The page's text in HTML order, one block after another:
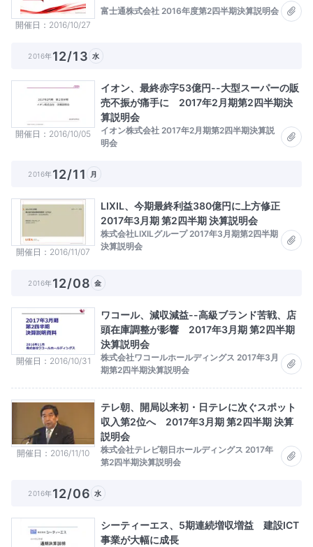
開催日 2016/10/27
富士通株式会社 2016年度第2四半期決算説明会
2016年12/13 水
開催日 2016/10/05
イオン、最終赤字53億円--大型スーパーの販
売不振が痛手に 2017年2月期第2四半期決
算説明会
イオン株式会社 2017年2月期第2四半期決算説
明会
2016年12/11 月
開催日 2016/11/07
LIXIL、今期最終利益380億円に上方修正
2017年3月期 第2四半期 決算説明会
株式会社LIXILグループ 2017年3月期第2四半期
決算説明会
2016年12/08 金
開催日 2016/10/31
ワコール、減収減益--高級ブランド苦戦、店
頭在庫調整が影響 2017年3月期 第2四半期
決算説明会
株式会社ワコールホールディングス 2017年3月
期第2四半期決算説明会
開催日 2016/11/10
テレ朝、開局以来初・日テレに次ぐスポット
収入第2位へ 2017年3月期 第2四半期 決算
説明会
株式会社テレビ朝日ホールディングス 2017年
第2四半期決算説明会
2016年12/06 水
シーティーエス、5期連続増収増益 建設ICT
事業が大幅に成長